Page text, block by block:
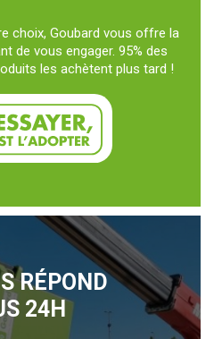
choix, Goubard vous offre la
de vous engager. 95% des
les achètent plus tard !
RÉPOND
24H